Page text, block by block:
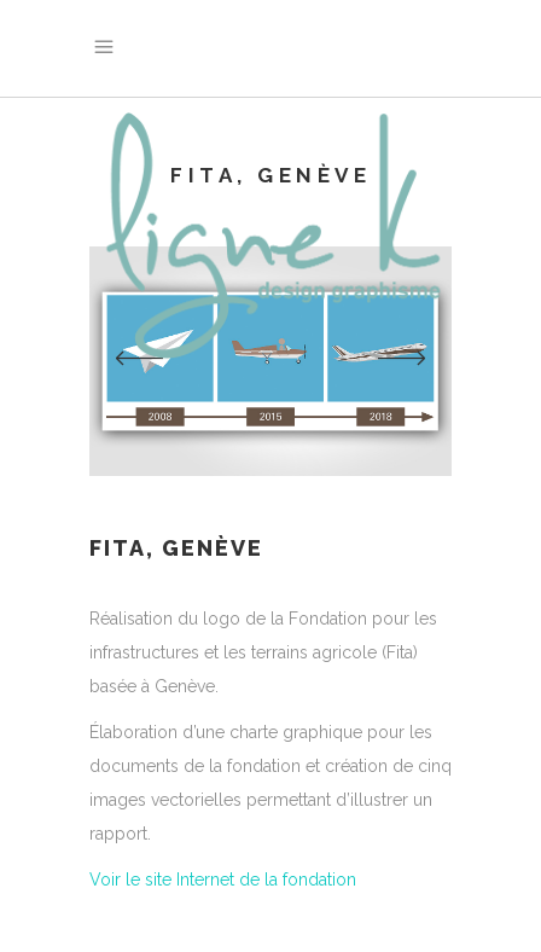
FITA, GENÈVE
FITA, GENÈVE
Réalisation du logo de la Fondation pour les
infrastructures et les terrains agricole (Fita)
basée à Genève.
Élaboration d’une charte graphique pour les
documents de la fondation et création de cinq
images vectorielles permettant d’illustrer un
rapport.
Voir le site Internet de la fondation